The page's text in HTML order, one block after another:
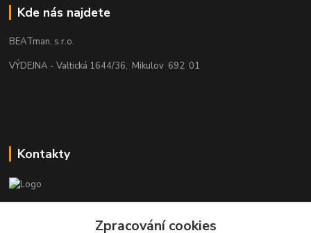
Kde nás najdete
BEATman, s.r.o.
VÝDEJNA - Valtická 1644/36, Mikulov 692 01
Kontakty
Zpracování cookies